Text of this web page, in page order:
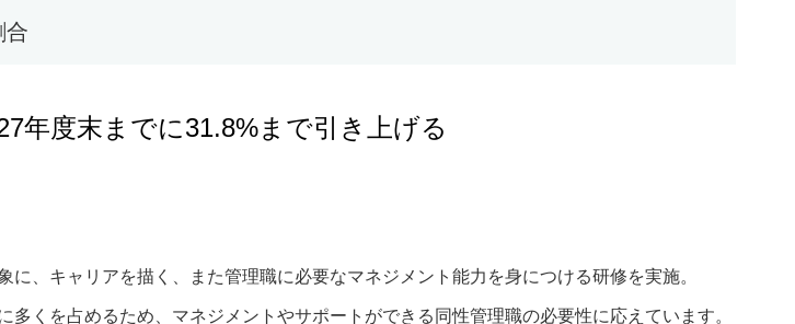
合
年度末までに31.8%まで引き上げる
に、キャリアを描く、また管理職に必要なマネジメント能力を身につける研修を実施。
多くを占めるため、マネジメントやサポートができる同性管理職の必要性に応えています。